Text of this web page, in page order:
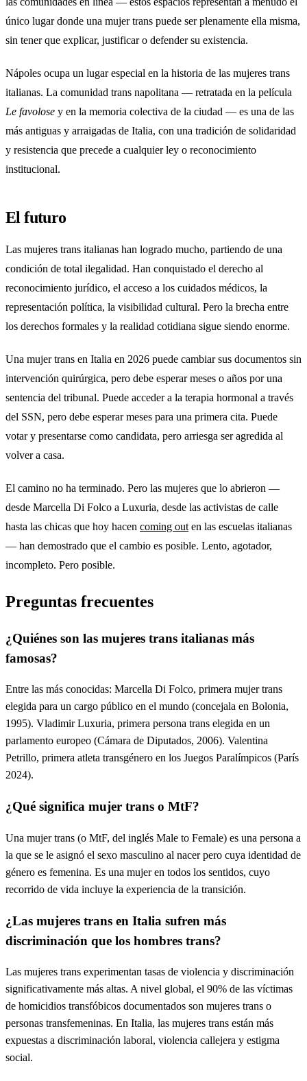
único lugar donde una mujer trans puede ser plenamente ella misma,
sin tener que explicar, justificar o defender su existencia.
Nápoles ocupa un lugar especial en la historia de las mujeres trans
italianas. La comunidad trans napolitana — retratada en la película
Le favolose y en la memoria colectiva de la ciudad — es una de las
más antiguas y arraigadas de Italia, con una tradición de solidaridad
y resistencia que precede a cualquier ley o reconocimiento
institucional.
El futuro
Las mujeres trans italianas han logrado mucho, partiendo de una
condición de total ilegalidad. Han conquistado el derecho al
reconocimiento jurídico, el acceso a los cuidados médicos, la
representación política, la visibilidad cultural. Pero la brecha entre
los derechos formales y la realidad cotidiana sigue siendo enorme.
Una mujer trans en Italia en 2026 puede cambiar sus documentos sin
intervención quirúrgica, pero debe esperar meses o años por una
sentencia del tribunal. Puede acceder a la terapia hormonal a través
del SSN, pero debe esperar meses para una primera cita. Puede
votar y presentarse como candidata, pero arriesga ser agredida al
volver a casa.
El camino no ha terminado. Pero las mujeres que lo abrieron —
desde Marcella Di Folco a Luxuria, desde las activistas de calle
hasta las chicas que hoy hacen coming out en las escuelas italianas
— han demostrado que el cambio es posible. Lento, agotador,
incompleto. Pero posible.
Preguntas frecuentes
¿Quiénes son las mujeres trans italianas más
famosas?
Entre las más conocidas: Marcella Di Folco, primera mujer trans
elegida para un cargo público en el mundo (concejala en Bolonia,
1995). Vladimir Luxuria, primera persona trans elegida en un
parlamento europeo (Cámara de Diputados, 2006). Valentina
Petrillo, primera atleta transgénero en los Juegos Paralímpicos (París
2024).
¿Qué significa mujer trans o MtF?
Una mujer trans (o MtF, del inglés Male to Female) es una persona a
la que se le asignó el sexo masculino al nacer pero cuya identidad de
género es femenina. Es una mujer en todos los sentidos, cuyo
recorrido de vida incluye la experiencia de la transición.
¿Las mujeres trans en Italia sufren más
discriminación que los hombres trans?
Las mujeres trans experimentan tasas de violencia y discriminación
significativamente más altas. A nivel global, el 90% de las víctimas
de homicidios transfóbicos documentados son mujeres trans o
personas transfemeninas. En Italia, las mujeres trans están más
expuestas a discriminación laboral, violencia callejera y estigma
social.